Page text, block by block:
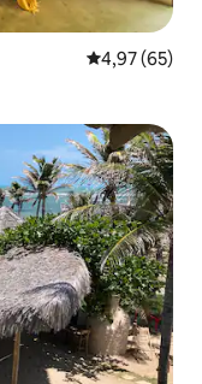
Évaluation
4,97 (65)